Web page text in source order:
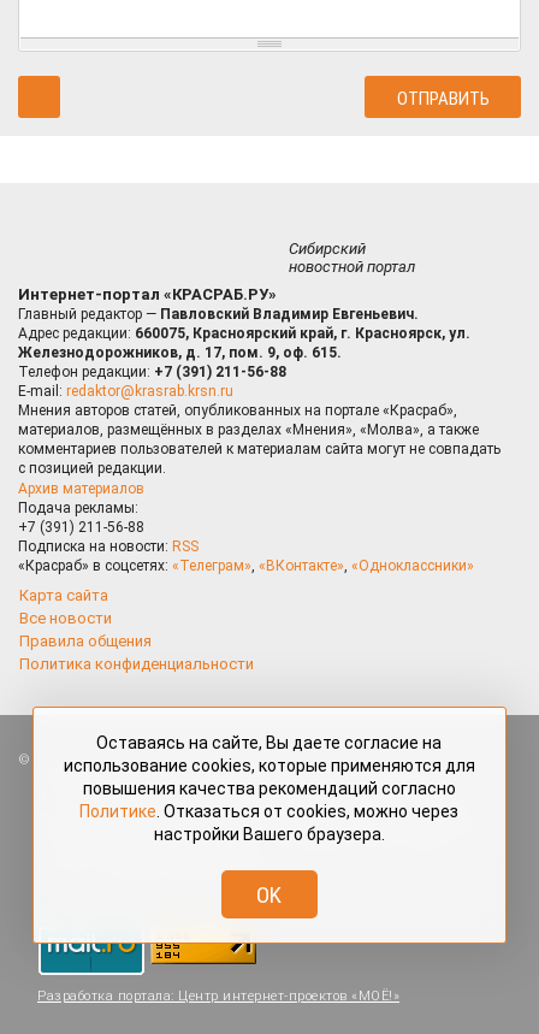
Сибирский
новостной портал
Интернет-портал «КРАСРАБ.РУ»
Главный редактор — Павловский Владимир Евгеньевич.
Адрес редакции: 660075, Красноярский край, г. Красноярск, ул.
Железнодорожников, д. 17, пом. 9, оф. 615.
Телефон редакции: +7 (391) 211-56-88
E-mail: redaktor@krasrab.krsn.ru
Мнения авторов статей, опубликованных на портале «Красраб»,
материалов, размещённых в разделах «Мнения», «Молва», а также
комментариев пользователей к материалам сайта могут не совпадать
с позицией редакции.
Архив материалов
Подача рекламы:
+7 (391) 211-56-88
Подписка на новости: RSS
«Красраб» в соцсетях: «Телеграм», «ВКонтакте», «Одноклассники»
Карта сайта
Все новости
Правила общения
Политика конфиденциальности
Все права защищены. Любые материалы, размещённые на портале
«Красраб.ру» сотрудниками редакции, нештатными авторами
и читателями, являются объектами авторского права. Полное или
частичное использование материалов, размещённых на портале
«Красраб.ру», допускается только с письменного согласия редакции
redaktor@krasrab.krsn.ru.
Разработка портала: Центр интернет-проектов «МОЁ!»
Оставаясь на сайте, Вы даете согласие на
использование cookies, которые применяются для
повышения качества рекомендаций согласно
Политике . Отказаться от cookies, можно через
настройки Вашего браузера.
OK